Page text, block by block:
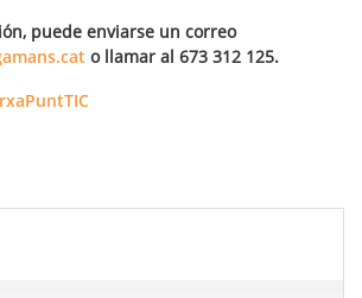
puede enviarse un correo
o llamar al 673 312 125.